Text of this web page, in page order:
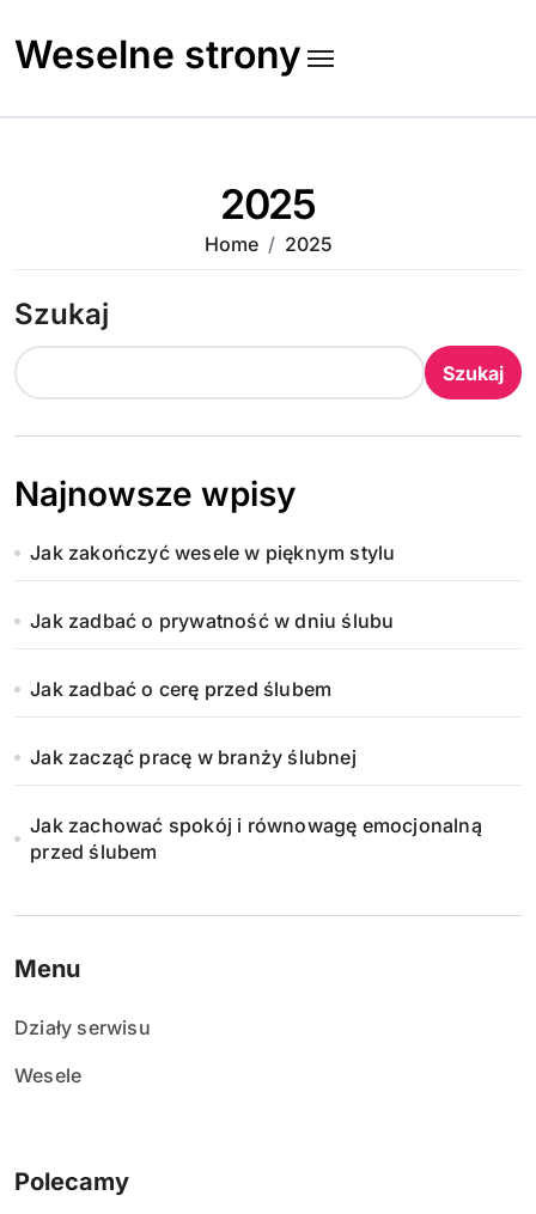
to
content
Weselne strony
2025
Home 2025
Szukaj
Szukaj
Najnowsze wpisy
Jak zakończyć wesele w pięknym stylu
Jak zadbać o prywatność w dniu ślubu
Jak zadbać o cerę przed ślubem
Jak zacząć pracę w branży ślubnej
Jak zachować spokój i równowagę emocjonalną
przed ślubem
Menu
Działy serwisu
Wesele
Polecamy